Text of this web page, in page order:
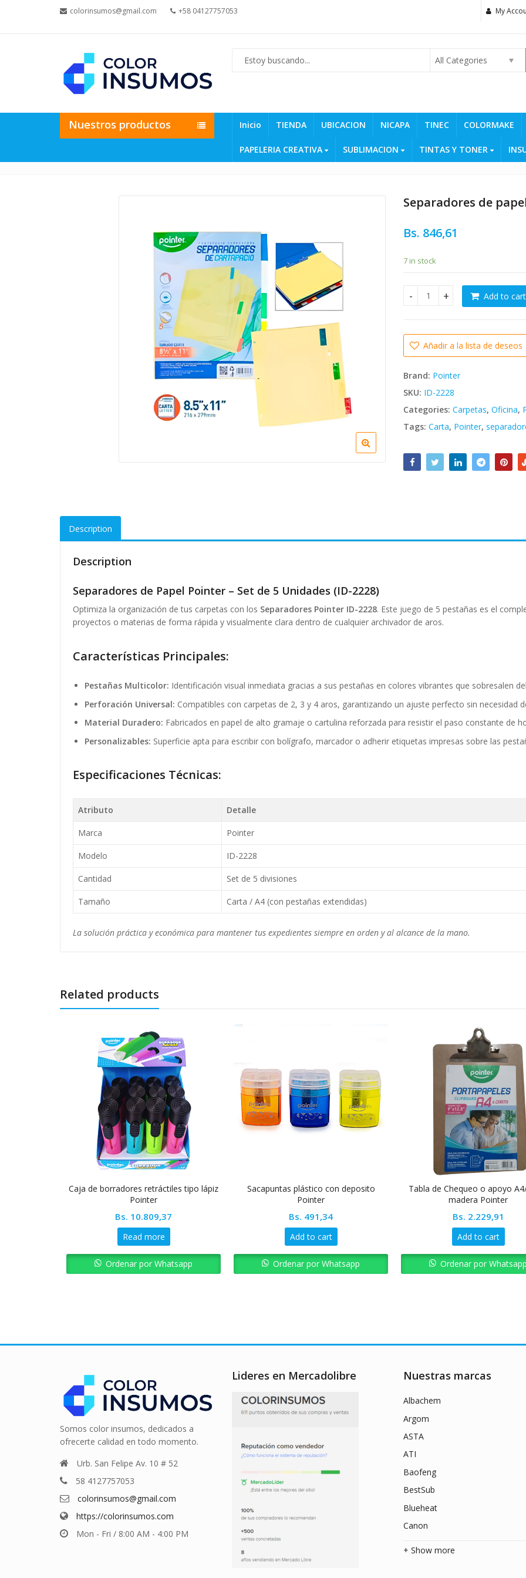
colorinsumos@gmail.com +58 04127757053 My
All Categories
Nuestros productos Inicio TIENDA UBICACION NICAPA TINEC COLORMAKE
PAPELERIA CREATIVA SUBLIMACION TINTAS Y TONER
Separadores de
Bs. 846,61
7 in stock
Separadores de papel 5
Add to cart
Añadir a la lista de deseos
Brand: Pointer
SKU: ID-2228
Categories: Carpetas, Oficina,
Tags: Carta, Pointer,
Description
Description
Separadores de Papel Pointer – Set de 5 Unidades (ID-2228)
Optimiza la organización de tus carpetas con los Separadores Pointer ID-2228. Este juego de 5 pestañas es el
proyectos o materias de forma rápida y visualmente clara dentro de cualquier archivador de aros.
Características Principales:
Pestañas Multicolor: Identificación visual inmediata gracias a sus pestañas en colores vibrantes que sobresalen
Perforación Universal: Compatibles con carpetas de 2, 3 y 4 aros, garantizando un ajuste perfecto sin necesidad
Material Duradero: Fabricados en papel de alto gramaje o cartulina reforzada para resistir el paso constante de
Personalizables: Superficie apta para escribir con bolígrafo, marcador o adherir etiquetas impresas sobre las
Especificaciones Técnicas:
Atributo Detalle
Marca Pointer
Modelo ID-2228
Cantidad Set de 5 divisiones
Tamaño Carta / A4 (con pestañas extendidas)
La solución práctica y económica para mantener tus expedientes siempre en orden y al alcance de la mano.
Related products
Caja de borradores retráctiles tipo lápiz
Pointer
Bs. 10.809,37
Read more
Ordenar por Whatsapp
Sacapuntas plástico con deposito
Pointer
Bs. 491,34
Add to cart
Ordenar por Whatsapp
Tabla de Chequeo o apoyo
madera Pointer
Bs. 2.229,91
Add to cart
Ordenar por Whatsapp
Somos color insumos, dedicados a
ofrecerte calidad en todo momento.
Urb. San Felipe Av. 10 # 52
58 4127757053
colorinsumos@gmail.com
https://colorinsumos.com
Mon - Fri / 8:00 AM - 4:00 PM
Lideres en Mercadolibre Nuestras marcas
Albachem
Argom
ASTA
ATI
Baofeng
BestSub
Blueheat
Canon
+ Show more